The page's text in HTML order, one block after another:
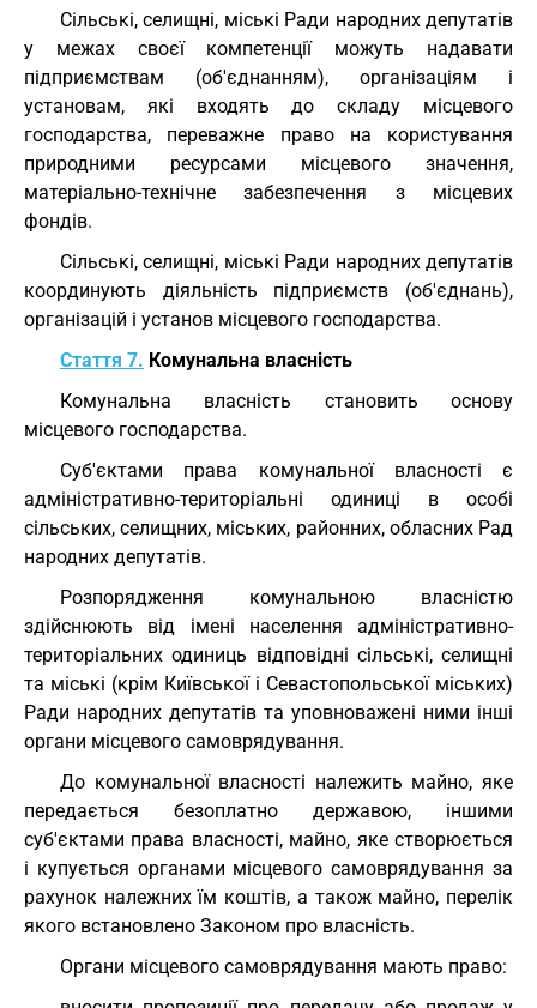
Сільські, селищні, міські Ради народних депутатів
у межах своєї компетенції можуть надавати
підприємствам (об'єднанням), організаціям і
установам, які входять до складу місцевого
господарства, переважне право на користування
природними ресурсами місцевого значення,
матеріально-технічне забезпечення з місцевих
фондів.
Сільські, селищні, міські Ради народних депутатів
координують діяльність підприємств (об'єднань),
організацій і установ місцевого господарства.
Стаття 7. Комунальна власність
Комунальна власність становить основу
місцевого господарства.
Суб'єктами права комунальної власності є
адміністративно-територіальні одиниці в особі
сільських, селищних, міських, районних, обласних Рад
народних депутатів.
Розпорядження комунальною власністю
здійснюють від імені населення адміністративно-
територіальних одиниць відповідні сільські, селищні
та міські (крім Київської і Севастопольської міських)
Ради народних депутатів та уповноважені ними інші
органи місцевого самоврядування.
До комунальної власності належить майно, яке
передається безоплатно державою, іншими
суб'єктами права власності, майно, яке створюється
і купується органами місцевого самоврядування за
рахунок належних їм коштів, а також майно, перелік
якого встановлено Законом про власність.
Органи місцевого самоврядування мають право: